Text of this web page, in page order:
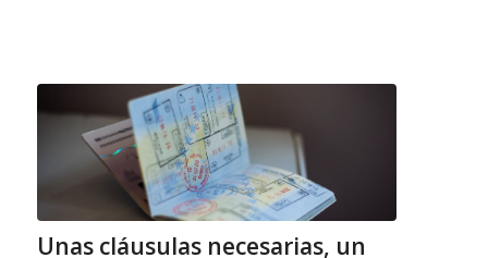
Unas cláusulas necesarias, un